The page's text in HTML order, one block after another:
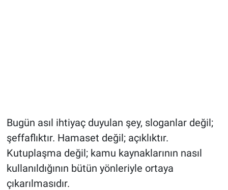
Bugün asıl ihtiyaç duyulan şey, sloganlar değil;
şeffaflıktır. Hamaset değil; açıklıktır.
Kutuplaşma değil; kamu kaynaklarının nasıl
kullanıldığının bütün yönleriyle ortaya
çıkarılmasıdır.